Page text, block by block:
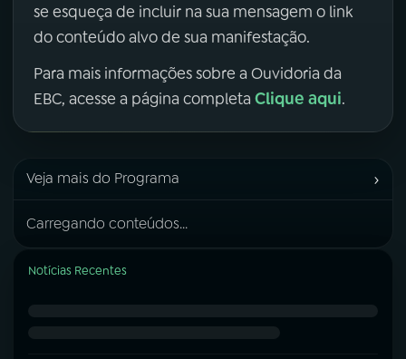
se esqueça de incluir na sua mensagem o link
do conteúdo alvo de sua manifestação.
Para mais informações sobre a Ouvidoria da
EBC, acesse a página completa Clique aqui.
Veja mais do Programa ›
Carregando conteúdos...
Notícias Recentes